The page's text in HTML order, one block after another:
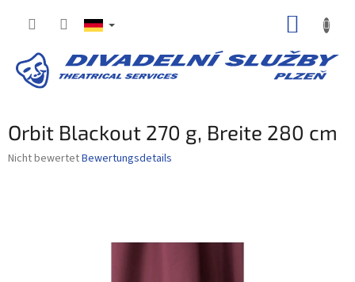
Orbit Blackout 270 g, Breite 280 cm
Die
Nicht bewertetBewertungsdetails